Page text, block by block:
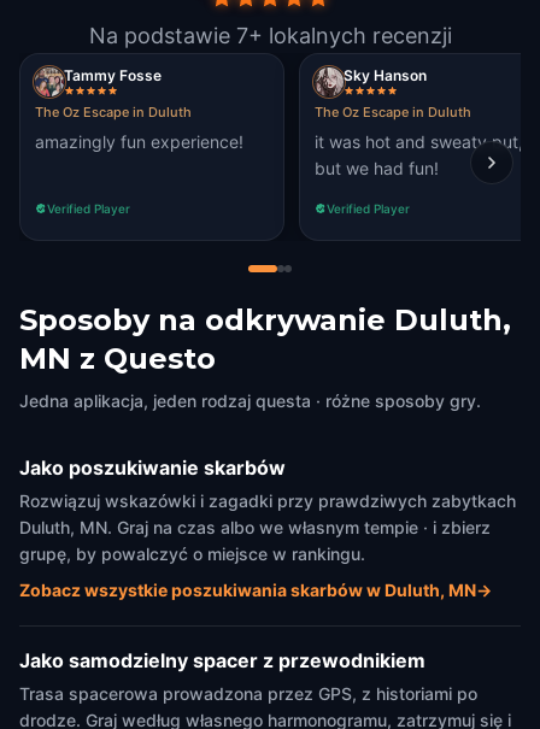
Na podstawie 7+ lokalnych recenzji
Tammy Fosse
The Oz Escape in Duluth
amazingly fun experience!
Verified Player
Sky Hanson
The Oz Escape in Duluth
it was hot and sweaty put,
but we had fun!
Verified Player
Sposoby na odkrywanie Duluth,
MN z Questo
Jedna aplikacja, jeden rodzaj questa · różne sposoby gry.
Jako poszukiwanie skarbów
Rozwiązuj wskazówki i zagadki przy prawdziwych zabytkach
Duluth, MN. Graj na czas albo we własnym tempie · i zbierz
grupę, by powalczyć o miejsce w rankingu.
Zobacz wszystkie poszukiwania skarbów w Duluth, MN→
Jako samodzielny spacer z przewodnikiem
Trasa spacerowa prowadzona przez GPS, z historiami po
drodze. Graj według własnego harmonogramu, zatrzymuj się i